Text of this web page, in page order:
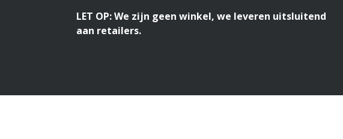
LET OP: We zijn geen winkel, we leveren uitsluitend
aan retailers.